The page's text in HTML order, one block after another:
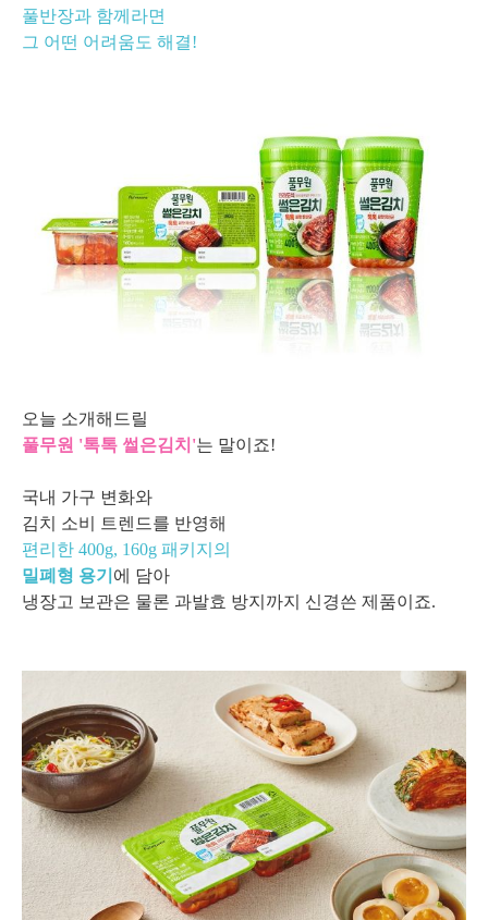
풀반장과 함께라면
그 어떤 어려움도 해결!
오늘 소개해드릴
풀무원 '톡톡 썰은김치'는 말이죠!
국내 가구 변화와
김치 소비 트렌드를 반영해
편리한 400g, 160g 패키지의
밀폐형 용기 에 담아
냉장고 보관은 물론 과발효 방지까지 신경쓴 제품이죠.